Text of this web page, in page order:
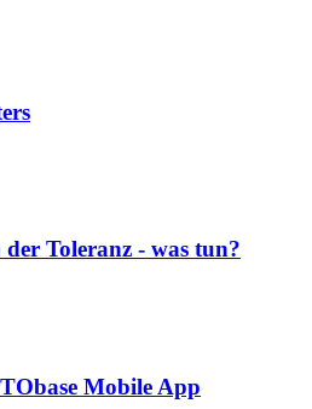
der Toleranz - was tun?
Mobile App